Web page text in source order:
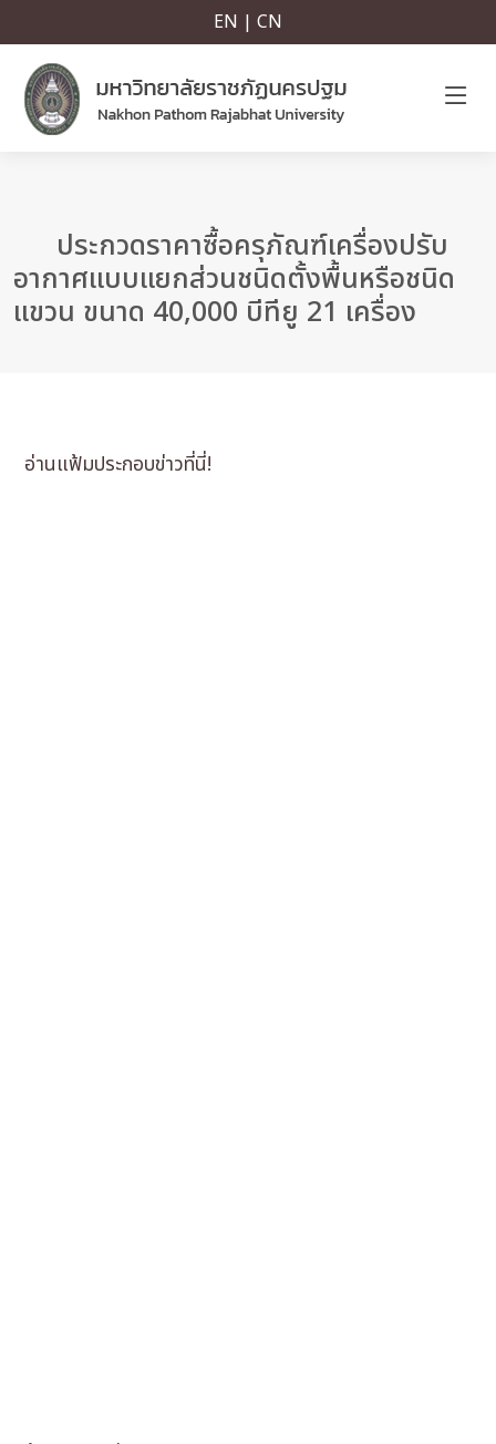
EN | CN
ประกวดราคาซื้อครุภัณฑ์เครื่องปรับ
อากาศแบบแยกส่วนชนิดตั้งพื้นหรือชนิด
แขวน ขนาด 40,000 บีทียู 21 เครื่อง
อ่านแฟ้มประกอบข่าวที่นี่!